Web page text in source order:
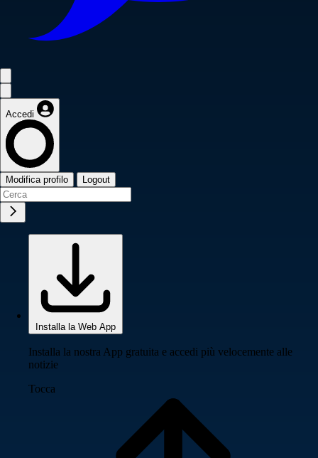
Accedi
Modifica profilo Logout
Installa la Web App
Installa la nostra App gratuita e accedi più velocemente alle
notizie
Tocca